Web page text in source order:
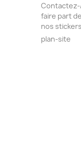
faire part
nos stickers
plan-site